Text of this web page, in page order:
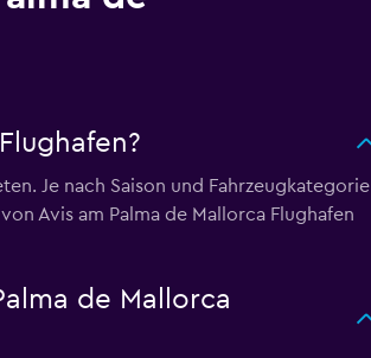
Je nach Saison und Fahrzeugkategorie
Avis am Palma de Mallorca Flughafen
de Mallorca